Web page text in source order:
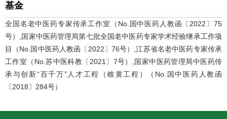
基金
全国名老中医药专家传承工作室（No.国中医药人教函〔2022〕75
号）,国家中医药管理局第七批全国老中医药专家学术经验继承工作项
目（No.国中医药人教函〔2022〕76号）,江苏省名老中医药专家传承
工作室（No.苏中医科教〔2021〕7号）,国家中医药管理局中医药传
承与创新“百千万”人才工程（岐黄工程）（No.国中医药人教函
〔2018〕284号）